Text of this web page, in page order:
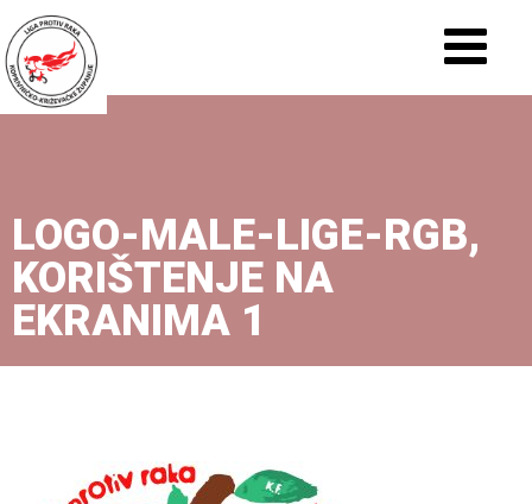
LOGO-MALE-LIGE-RGB,
KORIŠTENJE NA
EKRANIMA 1